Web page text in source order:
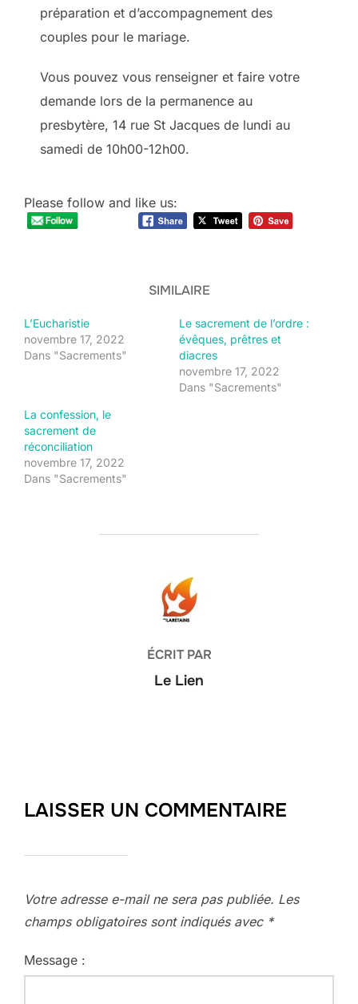
préparation et d’accompagnement des
couples pour le mariage.
Vous pouvez vous renseigner et faire votre
demande lors de la permanence au
presbytère, 14 rue St Jacques de lundi au
samedi de 10h00-12h00.
Please follow and like us:
SIMILAIRE
L’Eucharistie
novembre 17, 2022
Dans "Sacrements"
Le sacrement de l’ordre :
évêques, prêtres et
diacres
novembre 17, 2022
Dans "Sacrements"
La confession, le
sacrement de
réconciliation
novembre 17, 2022
Dans "Sacrements"
AUTEUR DE LA PUBLICATION
ÉCRIT PAR
Le Lien
LAISSER UN COMMENTAIRE
Votre adresse e-mail ne sera pas publiée. Les
champs obligatoires sont indiqués avec *
Message :